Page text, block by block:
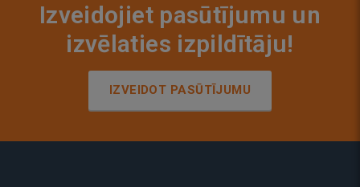
Izveidojiet pasūtījumu un
izvēlaties izpildītāju!
IZVEIDOT PASŪTĪJUMU